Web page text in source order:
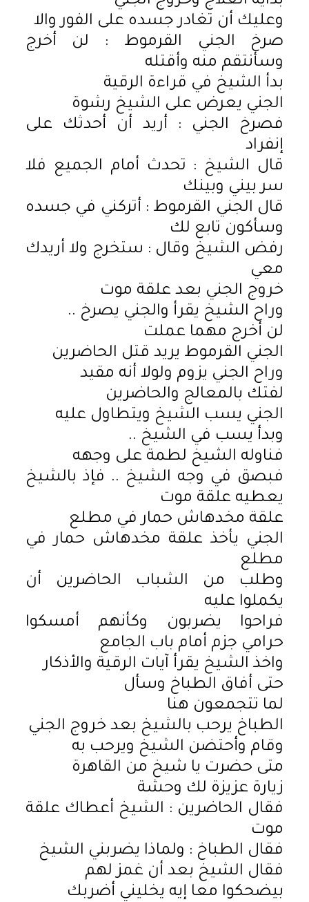
وعليك أن تغادر جسده على الفور والا
صرخ الجني القرموط : لن أخرج
وسأنتقم منه وأقتله
بدأ الشيخ في قراءة الرقية
الجني يعرض على الشيخ رشوة
فصرخ الجني : أريد أن أحدثك على
إنفراد
قال الشيخ : تحدث أمام الجميع فلا
سر بيني وبينك
قال الجني القرموط : أتركني في جسده
وسأكون تابع لك
رفض الشيخ وقال : ستخرج ولا أريدك
معي
خروج الجني بعد علقة موت
وراح الشيخ يقرأ والجني يصرخ ..
لن أخرج مهما عملت
الجني القرموط يريد قتل الحاضرين
وراح الجني يزوم ولولا أنه مقيد
لفتك بالمعالج والحاضرين
الجني يسب الشيخ ويتطاول عليه
وبدأ يسب في الشيخ ..
فناوله الشيخ لطمة على وجهه
فبصق في وجه الشيخ .. فإذ بالشيخ
يعطيه علقة موت
علقة مخدهاش حمار في مطلع
الجني يأخذ علقة مخدهاش حمار في
مطلع
وطلب من الشباب الحاضرين أن
يكملوا عليه
فراحوا يضربون وكأنهم أمسكوا
حرامي جزم أمام باب الجامع
واخذ الشيخ يقرأ آيات الرقية والأذكار
حتى أفاق الطباخ وسأل
لما تتجمعون هنا
الطباخ يرحب بالشيخ بعد خروج الجني
وقام وأحتضن الشيخ ويرحب به
متى حضرت يا شيخ من القاهرة
زيارة عزيزة لك وحشة
فقال الحاضرين : الشيخ أعطاك علقة
موت
فقال الطباخ : ولماذا يضربني الشيخ
فقال الشيخ بعد أن غمز لهم
بيضحكوا معا إيه يخليني أضربك